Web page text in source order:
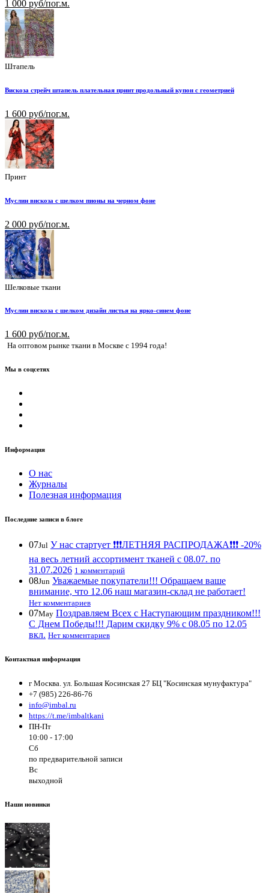
1 000 руб/пог.м.
Штапель
Вискоза стрейч штапель плательная принт продольный купон с геометрией
1 600 руб/пог.м.
Принт
Муслин вискоза с шелком пионы на черном фоне
2 000 руб/пог.м.
Шелковые ткани
Муслин вискоза с шелком дизайн листья на ярко-синем фоне
1 600 руб/пог.м.
На оптовом рынке ткани в Москве с 1994 года!
Мы в соцсетях
Информация
О нас
Журналы
Полезная информация
Последние записи в блоге
07Jul У нас стартует ❗️❗️❗️ЛЕТНЯЯ РАСПРОДАЖА❗️❗️❗️ -20%
на весь летний ассортимент тканей с 08.07. по
31.07.2026 1 комментарий
08Jun Уважаемые покупатели!!! Обращаем ваше
внимание, что 12.06 наш магазин-склад не работает!
Нет комментариев
07May Поздравляем Всех с Наступающим праздником!!!
С Днем Победы!!! Дарим скидку 9% с 08.05 по 12.05
вкл. Нет комментариев
Контактная информация
г Москва. ул. Большая Косинская 27 БЦ "Косинская мунуфактура"
+7 (985) 226-86-76
info@imbal.ru
https://t.me/imbaltkani
ПН-Пт
10:00 - 17:00
Сб
по предварительной записи
Вс
выходной
Наши новинки